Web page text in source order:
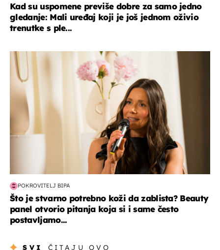
Kad su uspomene previše dobre za samo jedno
gledanje: Mali uređaj koji je još jednom oživio
trenutke s ple...
moda & ljepota
POKROVITELJ BIPA
Što je stvarno potrebno koži da zablista? Beauty
panel otvorio pitanja koja si i same često
postavljamo...
SVI ČITAJU OVO